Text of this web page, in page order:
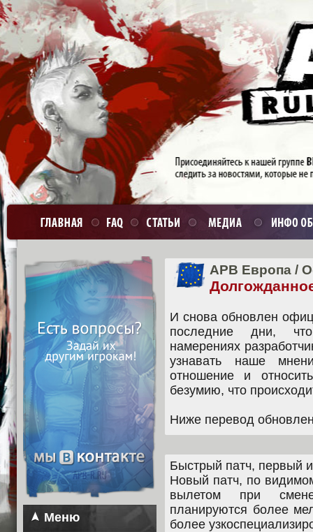
Меню
APB Европа /
И снова обновлен
последние дни,
намерениях
узнавать наше
отношение и
безумию, что
Ниже перевод
Быстрый патч, первый
Новый патч, по
вылетом при
планируются более
более